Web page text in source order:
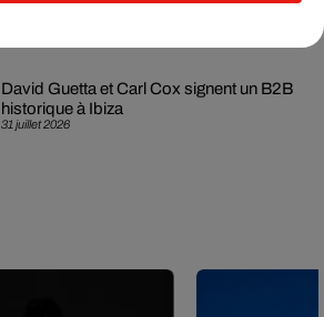
31 juillet 2026
David Guetta et Carl Cox signent un B2B
historique à Ibiza